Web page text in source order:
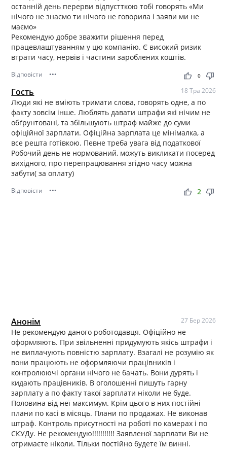
останній день перерви відпустткою тобі говорять «Ми
нічого не знаємо ти нічого не говорила і заяви ми не
маємо»
Рекомендую добре зважити рішення перед
працевлаштуванням у цю компанію. Є високий ризик
втрати часу, нервів і частини зароблених коштів.
Відповісти ••• thumb_up thumb_down
0
Гость 18 Тра 2026
Люди які не вміють тримати слова, говорять одне, а по
факту зовсім інше. Люблять давати штрафи які нічим не
обґрунтовані, та збільшують штраф майже до суми
офіційної зарплати. Офіційна зарплата це мінімалка, а
все решта готівкою. Певне треба увага від податкової
Робочий день не нормований, можуть викликати посеред
вихідного, про перепрацювання згідно часу можна
забути( за оплату)
Відповісти ••• thumb_up thumb_down
2
Анонім 27 Бер 2026
Не рекомендую даного роботодавця. Офіційно не
оформляють. При звільненні придумують якісь штрафи і
не виплачують повністю зарплату. Взагалі не розумію як
вони працюють не оформляючи працівників і
контролюючі органи нічого не бачать. Вони дурять і
кидають працівників. В оголошенні пишуть гарну
зарплату а по факту такої зарплати ніколи не буде.
Половина від неї максимум. Крім цього в них постійні
плани по касі в місяць. Плани по продажах. Не виконав
штраф. Контроль присутності на роботі по камерах і по
СКУДу. Не рекомендую!!!!!!!!!!! Заявленої зарплати Ви не
отримаєте ніколи. Тільки постійно будете їм винні.